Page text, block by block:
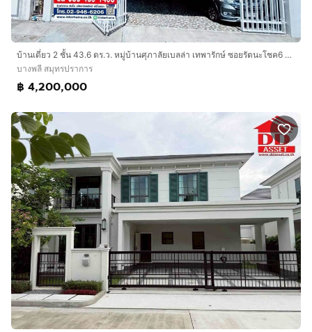
บ้านเดี่ยว 2 ชั้น 43.6 ตร.ว. หมู่บ้านศุภาลัยเบลล่า เทพารักษ์ ซอยรัตนะโชค6 ถนนตำหรุ-บางพลี บางพลี สมุทรปราการ
บางพลี สมุทรปราการ
฿ 4,200,000